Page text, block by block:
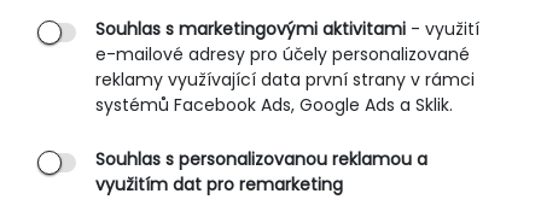
Souhlas s marketingovými aktivitami - využití
e-mailové adresy pro účely personalizované
reklamy využívající data první strany v rámci
systémů Facebook Ads, Google Ads a Sklik.
Souhlas s personalizovanou reklamou a
využitím dat pro remarketing
Rozměrové tabulky
Způsoby doručení
Ochrana osobních údajů
SLUŽBY ZÁKAZNÍKŮM